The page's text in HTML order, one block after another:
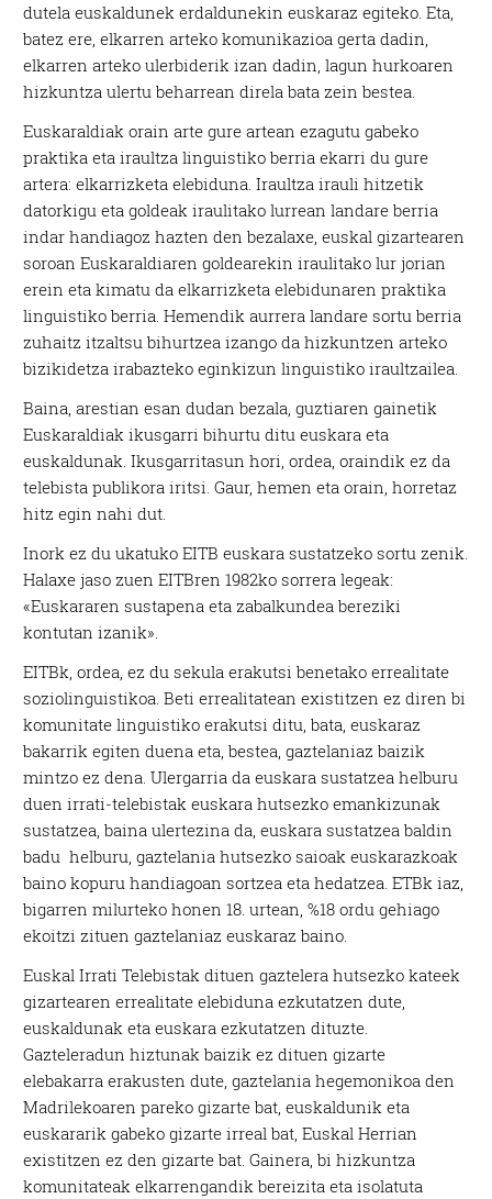
dutela euskaldunek erdaldunekin euskaraz egiteko. Eta,
batez ere, elkarren arteko komunikazioa gerta dadin,
elkarren arteko ulerbiderik izan dadin, lagun hurkoaren
hizkuntza ulertu beharrean direla bata zein bestea.
Euskaraldiak orain arte gure artean ezagutu gabeko
praktika eta iraultza linguistiko berria ekarri du gure
artera: elkarrizketa elebiduna. Iraultza irauli hitzetik
datorkigu eta goldeak iraulitako lurrean landare berria
indar handiagoz hazten den bezalaxe, euskal gizartearen
soroan Euskaraldiaren goldearekin iraulitako lur jorian
erein eta kimatu da elkarrizketa elebidunaren praktika
linguistiko berria. Hemendik aurrera landare sortu berria
zuhaitz itzaltsu bihurtzea izango da hizkuntzen arteko
bizikidetza irabazteko eginkizun linguistiko iraultzailea.
Baina, arestian esan dudan bezala, guztiaren gainetik
Euskaraldiak ikusgarri bihurtu ditu euskara eta
euskaldunak. Ikusgarritasun hori, ordea, oraindik ez da
telebista publikora iritsi. Gaur, hemen eta orain, horretaz
hitz egin nahi dut.
Inork ez du ukatuko EITB euskara sustatzeko sortu zenik.
Halaxe jaso zuen EITBren 1982ko sorrera legeak:
«Euskararen sustapena eta zabalkundea bereziki
kontutan izanik».
EITBk, ordea, ez du sekula erakutsi benetako errealitate
soziolinguistikoa. Beti errealitatean existitzen ez diren bi
komunitate linguistiko erakutsi ditu, bata, euskaraz
bakarrik egiten duena eta, bestea, gaztelaniaz baizik
mintzo ez dena. Ulergarria da euskara sustatzea helburu
duen irrati-telebistak euskara hutsezko emankizunak
sustatzea, baina ulertezina da, euskara sustatzea baldin
badu helburu, gaztelania hutsezko saioak euskarazkoak
baino kopuru handiagoan sortzea eta hedatzea. ETBk iaz,
bigarren milurteko honen 18. urtean, %18 ordu gehiago
ekoitzi zituen gaztelaniaz euskaraz baino.
Euskal Irrati Telebistak dituen gaztelera hutsezko kateek
gizartearen errealitate elebiduna ezkutatzen dute,
euskaldunak eta euskara ezkutatzen dituzte.
Gazteleradun hiztunak baizik ez dituen gizarte
elebakarra erakusten dute, gaztelania hegemonikoa den
Madrilekoaren pareko gizarte bat, euskaldunik eta
euskararik gabeko gizarte irreal bat, Euskal Herrian
existitzen ez den gizarte bat. Gainera, bi hizkuntza
komunitateak elkarrengandik bereizita eta isolatuta